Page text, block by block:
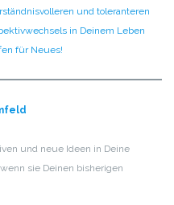
und toleranteren
in Deinem Leben
für Neues!
und neue Ideen in Deine
sie Deinen bisherigen